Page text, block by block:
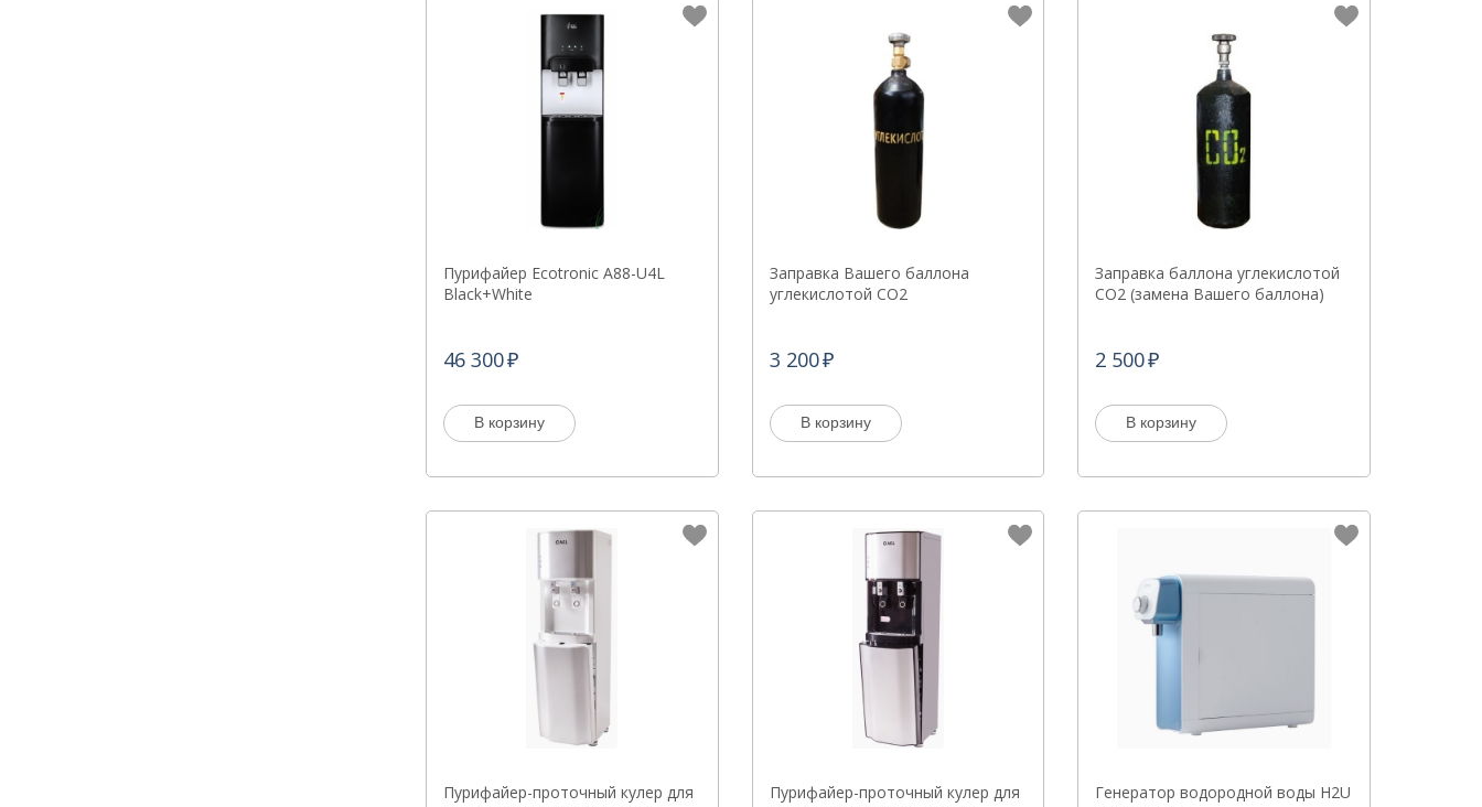
Пурифайер Ecotronic A88-U4L
Black+White
46 300
В корзину
Заправка Вашего баллона
углекислотой CO2
3 200
В корзину
Заправка баллона углекислотой
CO2 (замена Вашего баллона)
2 500
В корзину
Пурифайер-проточный кулер для
Пурифайер-проточный кулер для
Генератор водородной воды H2U